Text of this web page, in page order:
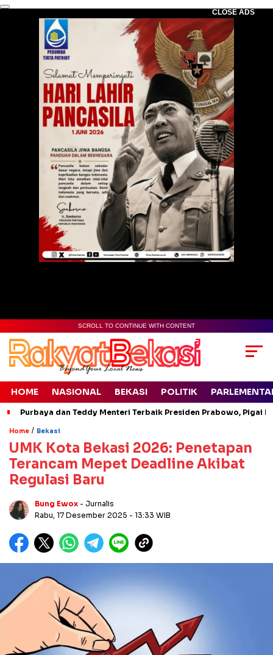
CLOSE ADS
SCROLL TO CONTINUE WITH CONTENT
HOME NASIONAL BEKASI POLITIK
Purbaya dan Teddy Menteri Terbaik Presiden Prabowo, Pigai
Home / Bekasi
UMK Kota Bekasi 2026: Penetapan
Terancam Mepet Deadline Akibat
Regulasi Baru
Bung Ewox - Jurnalis
Rabu, 17 Desember 2025 - 13:33 WIB